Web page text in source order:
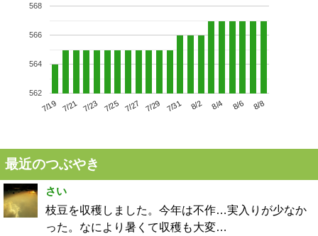
7/19 7/21 7/23 7/25 7/27 7/29 7/31 8/2 8/4 8/6 8/8
562
564
566
568
最近のつぶやき
さい
枝豆を収穫しました。今年は不作…実入りが少なか
った。なにより暑くて収穫も大変…